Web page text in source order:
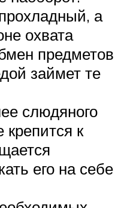
а
охвата
предметов
займет те
слюдяного
крепится к
его на себе